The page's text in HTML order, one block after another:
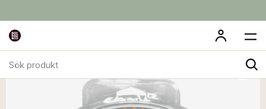
produkt